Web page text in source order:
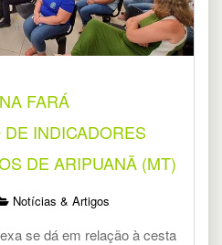
FARÁ
INDICADORES
DE ARIPUANÃ (MT)
Notícias & Artigos
se dá em relação à cesta